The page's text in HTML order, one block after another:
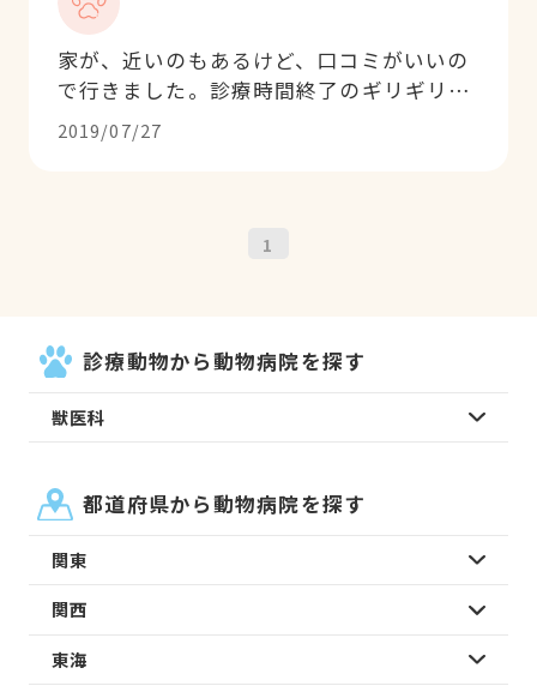
家が、近いのもあるけど、口コミがいいの
で行きました。診療時間終了のギリギリに
なってしまったのですが、優しく親切に対
応していただきました。院内もキレイで、
2019/07/27
1
診療動物から動物病院を探す
獣医科
都道府県から動物病院を探す
関東
関西
東海